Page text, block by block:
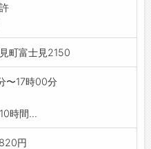
投入作業
の積み込み作業
と開け替え場清掃
町富士見2150
〜17時00分
時間...
円